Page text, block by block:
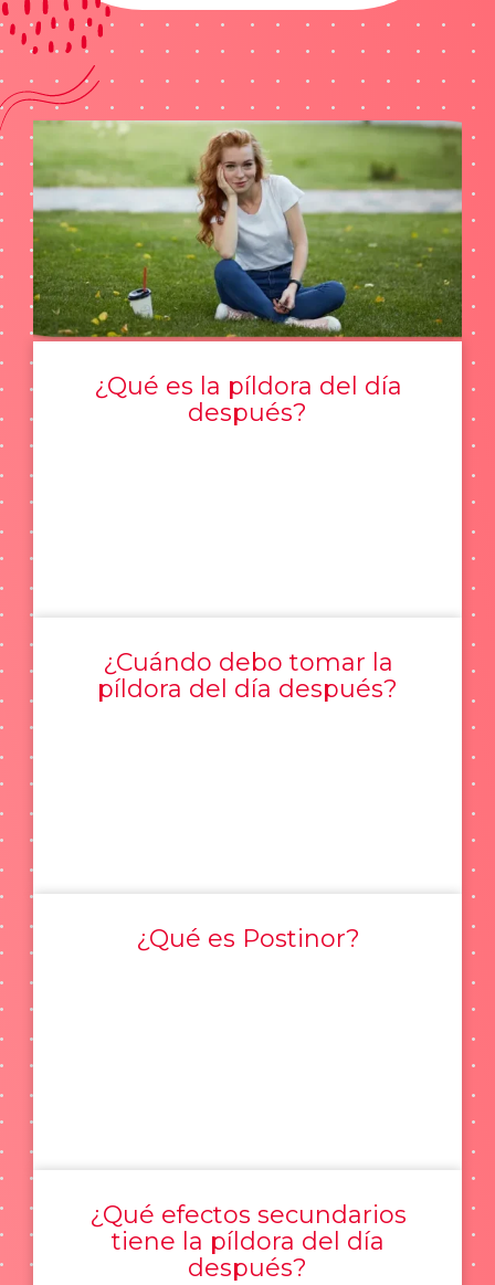
¿Qué es la píldora del día
después?
¿Cuándo debo tomar la
píldora del día después?
¿Qué es Postinor?
¿Qué efectos secundarios
tiene la píldora del día
después?